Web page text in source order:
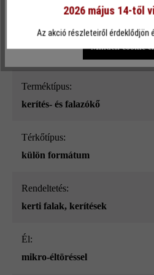
Szín:
kőszürke árnyalt
Terméktípus:
kerítés- és falazókő
Térkőtípus:
külön formátum
Rendeltetés:
kerti falak, kerítések
él:
mikro-éltöréssel
Egyéni beállítások Csak
Minden cookie
2026 május 14-től
Az akció részleteiről érdeklődjön